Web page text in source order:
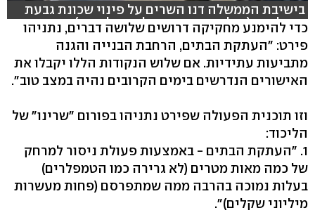
בישיבת הממשלה דנו השרים על פינוי שכונת גבעת
האולפנה (צילום: אבי פרץ, אלי מנדלבאום)
כדי להימנע מחקיקה דרושים שלושה דברים, נתניהו
פירט: "העתקת הבתים, הרחבת הבנייה והגנה
מתביעות עתידיות. אם שלוש הנקודות הללו יקבלו את
האישורים הנדרשים בימים הקרובים נהיה במצב טוב".
וזו תוכנית הפעולה שפירט נתניהו בפורום "שרינו" של
הליכוד:
1. "העתקת הבתים - באמצעות פעולת ניסור למרחק
של כמה מאות מטרים (לא גרירה כמו הטמפלרים)
בעלות נמוכה בהרבה ממה שמתפרסם (פחות מעשרות
מיליוני שקלים)".